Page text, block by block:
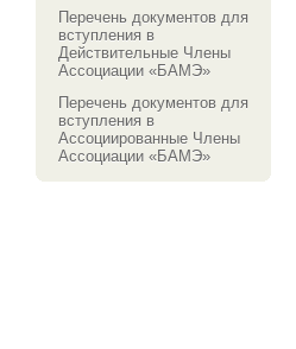
Перечень документов для
вступления в
Действительные Члены
Ассоциации «БАМЭ»
Перечень документов для
вступления в
Ассоциированные Члены
Ассоциации «БАМЭ»